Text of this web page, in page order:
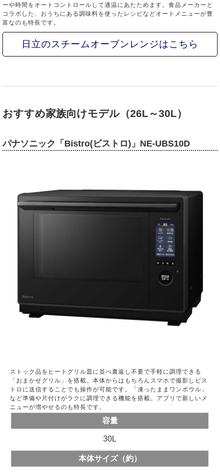
ーや時間をオートコントロールして適温にあたためます。食品メーカーと
コラボした、おうちにある調味料を使ったレシピなどオートメニューが豊
富なのも特長です。
日立のスチームオーブンレンジはこちら
おすすめ家族向けモデル（26L～30L）
パナソニック「Bistro(ビストロ)」NE-UBS10D
ストック品をヒートグリル皿に並べ裏返し不要で手軽に調理できる
「おまかせグリル」を搭載。本体からはもちろんスマホで撮影しビス
トロに送信することでも操作が可能です。「凍ったままワンボウル」
など準備や片付けがラクに調理できる機能を搭載。アプリで新しいメ
ニューが増やせるのも特長です。
容量
30L
本体サイズ（約）